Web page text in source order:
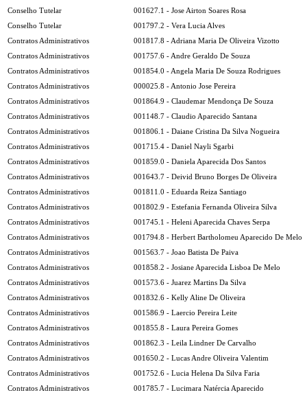
Conselho Tutelar
001627.1 - Jose Airton Soares Rosa
Conselho Tutelar
001797.2 - Vera Lucia Alves
Contratos Administrativos
001817.8 - Adriana Maria De Oliveira Vizotto
Contratos Administrativos
001757.6 - Andre Geraldo De Souza
Contratos Administrativos
001854.0 - Angela Maria De Souza Rodrigues
Contratos Administrativos
000025.8 - Antonio Jose Pereira
Contratos Administrativos
001864.9 - Claudemar Mendonça De Souza
Contratos Administrativos
001148.7 - Claudio Aparecido Santana
Contratos Administrativos
001806.1 - Daiane Cristina Da Silva Nogueira
Contratos Administrativos
001715.4 - Daniel Nayli Sgarbi
Contratos Administrativos
001859.0 - Daniela Aparecida Dos Santos
Contratos Administrativos
001643.7 - Deivid Bruno Borges De Oliveira
Contratos Administrativos
001811.0 - Eduarda Reiza Santiago
Contratos Administrativos
001802.9 - Estefania Fernanda Oliveira Silva
Contratos Administrativos
001745.1 - Heleni Aparecida Chaves Serpa
Contratos Administrativos
001794.8 - Herbert Bartholomeu Aparecido De Melo
Contratos Administrativos
001563.7 - Joao Batista De Paiva
Contratos Administrativos
001858.2 - Josiane Aparecida Lisboa De Melo
Contratos Administrativos
001573.6 - Juarez Martins Da Silva
Contratos Administrativos
001832.6 - Kelly Aline De Oliveira
Contratos Administrativos
001586.9 - Laercio Pereira Leite
Contratos Administrativos
001855.8 - Laura Pereira Gomes
Contratos Administrativos
001862.3 - Leila Lindner De Carvalho
Contratos Administrativos
001650.2 - Lucas Andre Oliveira Valentim
Contratos Administrativos
001752.6 - Lucia Helena Da Silva Faria
Contratos Administrativos
001785.7 - Lucimara Natércia Aparecido